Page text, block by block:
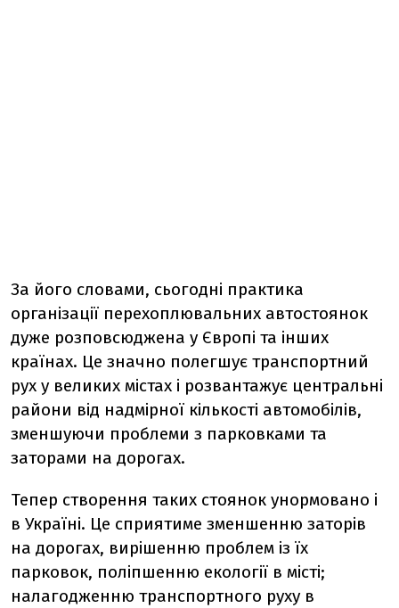
За його словами, сьогодні практика
організації перехоплювальних автостоянок
дуже розповсюджена у Європі та інших
країнах. Це значно полегшує транспортний
рух у великих містах і розвантажує центральні
райони від надмірної кількості автомобілів,
зменшуючи проблеми з парковками та
заторами на дорогах.
Тепер створення таких стоянок унормовано і
в Україні. Це сприятиме зменшенню заторів
на дорогах, вирішенню проблем із їх
парковок, поліпшенню екології в місті;
налагодженню транспортного руху в